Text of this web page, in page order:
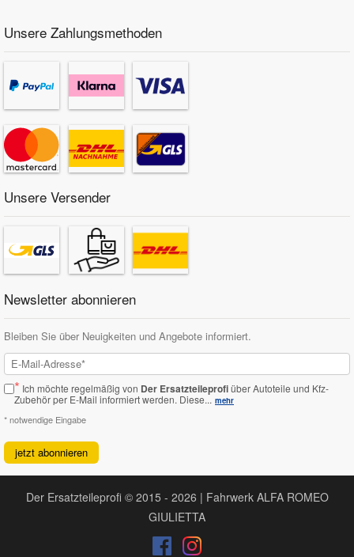
Unsere Zahlungsmethoden
Unsere Versender
Newsletter abonnieren
Bleiben Sie über Neuigkeiten und Angebote informiert.
* Ich möchte regelmäßig von Der Ersatzteileprofiüber Autoteile und Kfz-
Zubehör per E-Mail informiert werden. Diese... mehr
* notwendige Eingabe
jetzt abonnieren
Der Ersatzteileprofi © 2015 - 2026 | Fahrwerk ALFA ROMEO
GIULIETTA